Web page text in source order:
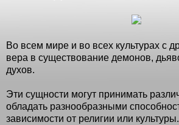
Во всем мире и во всех культурах с
вера в существование демонов,
духов.
Эти сущности могут принимать
обладать разнообразными
зависимости от религии или